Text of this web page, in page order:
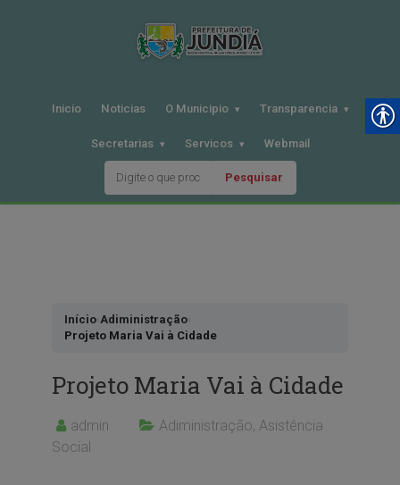
Inicio Noticias O Municipio Transparencia
Secretarias Servicos Webmail
Pesquisar
Início›Adiministração›
Projeto Maria Vai à Cidade
Projeto Maria Vai à Cidade
admin Adiministração, Asistência
Social